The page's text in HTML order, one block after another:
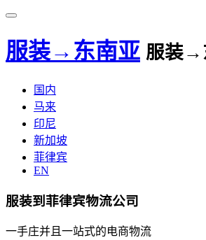
服装→东南亚 服装→
国内
马来
印尼
新加坡
菲律宾
EN
服装到菲律宾物流公司
一手庄并且一站式的电商物流